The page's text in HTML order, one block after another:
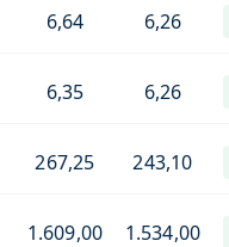
6,64 6,26
6,35 6,26
267,25 243,10
1.609,00 1.534,00